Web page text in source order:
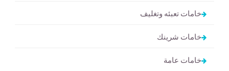
خامات تعبئه وتغليف
خامات شرينك
خامات عامة